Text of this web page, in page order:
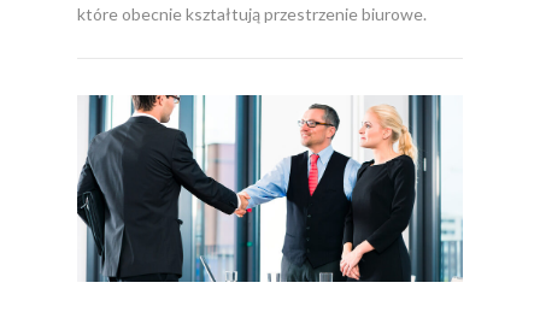
które obecnie kształtują przestrzenie biurowe.